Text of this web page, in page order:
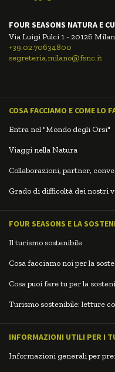
FOUR SEASONS NATURA E
Via Luigi Pulci 1 - 20126
+39.02.70634800
segreteria.milano@fsnc.it
COSA FACCIAMO E COME LO
Entra nel "Mondo degli Orsi"
Viaggi nella Natura
Collaborazioni, partner,
Grado di difficoltà dei nostri
FOUR SEASONS E LA
Il turismo sostenibile
Cosa facciamo noi per la
Cosa puoi fare tu per la
Turismo sostenibile: letture
INFORMAZIONI UTILI PER I
Informazioni generali per